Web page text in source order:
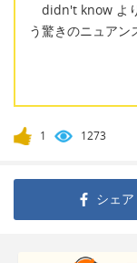
didn't know よ
う驚きのニュアン
1 1273
シェア